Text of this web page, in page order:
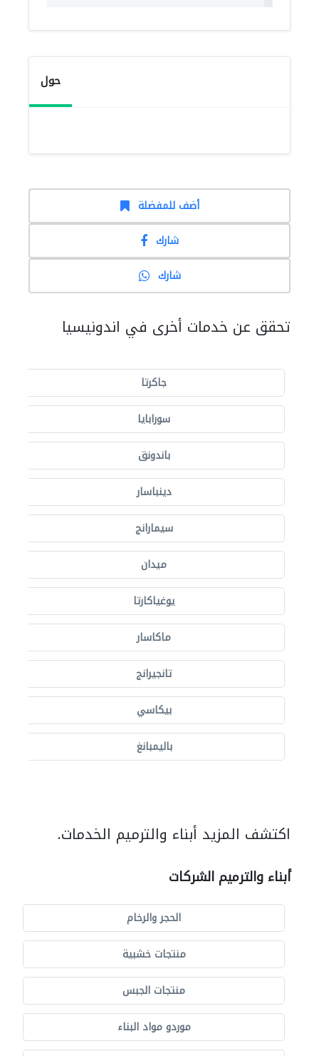
حول
أضف للمفضلة
شارك
شارك
تحقق عن خدمات أخرى في اندونيسيا
جاكرتا
سورابايا
باندونق
دينباسار
سيمارانج
ميدان
يوغياكارتا
ماكاسار
تانجيرانج
بيكاسي
باليمبانغ
اكتشف المزيد أبناء والترميم الخدمات.
أبناء والترميم الشركات
الحجر والرخام
منتجات خشبية
منتجات الجبس
موردو مواد البناء